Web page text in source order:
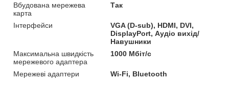
Вбудована мережева
карта
Так
Інтерфейси
VGA (D-sub), HDMI, DVI,
DisplayPort, Аудіо вихід/
Навушники
Максимальна швидкість
мережевого адаптера
1000 Мбіт/с
Мережеві адаптери
Wi-Fi, Bluetooth